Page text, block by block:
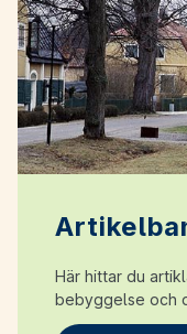
Här hittar du
bebyggelse och